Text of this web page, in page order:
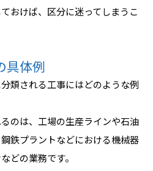
おけば、区分に迷ってしまうこ
具体例
類される工事にはどのような例
のは、工場の生産ラインや石油
鉄プラントなどにおける機械器
どの業務です。